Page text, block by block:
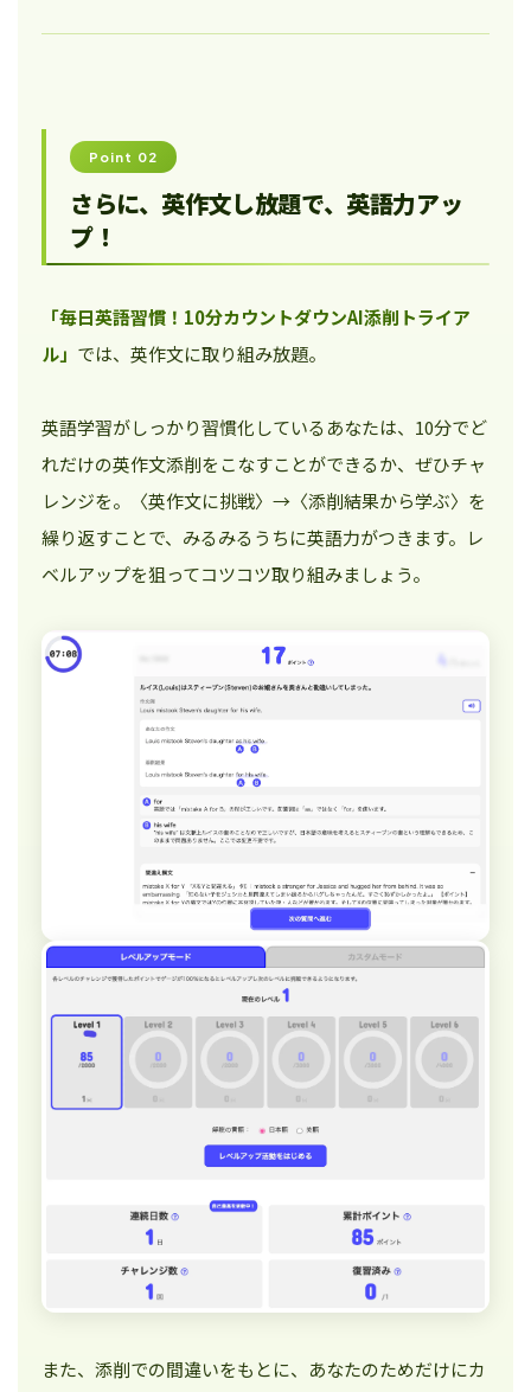
Point 02
さらに、英作文し放題で、英語力アッ
プ！
「毎日英語習慣！10分カウントダウンAI添削トライア
ル」 では、英作文に取り組み放題。
英語学習がしっかり習慣化しているあなたは、10分でど
れだけの英作文添削をこなすことができるか、ぜひチャ
レンジを。〈英作文に挑戦〉→〈添削結果から学ぶ〉を
繰り返すことで、みるみるうちに英語力がつきます。レ
ベルアップを狙ってコツコツ取り組みましょう。
また、添削での間違いをもとに、あなたのためだけにカ